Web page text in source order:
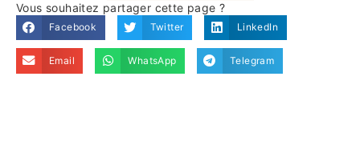
Vous souhaitez partager cette page ?
Facebook Twitter LinkedIn
Email WhatsApp Telegram